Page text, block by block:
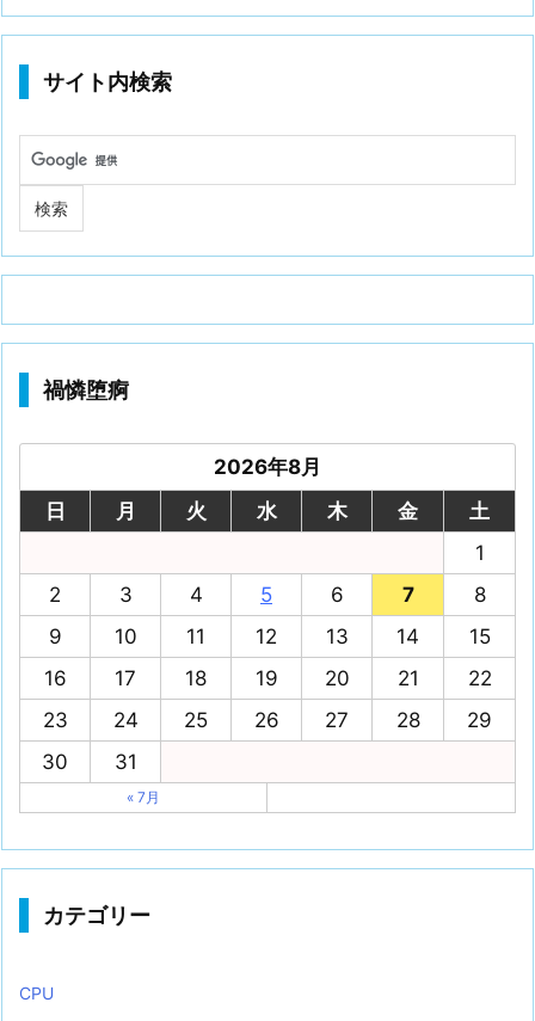
サイト内検索
禍憐堕痾
2026年8月
日
月 火 水 木 金
土
1
2
3 4 5 6 7
8
9
10 11 12 13 14
15
16
17 18 19 20 21
22
23
24 25 26 27 28
29
30
31
« 7月
カテゴリー
CPU